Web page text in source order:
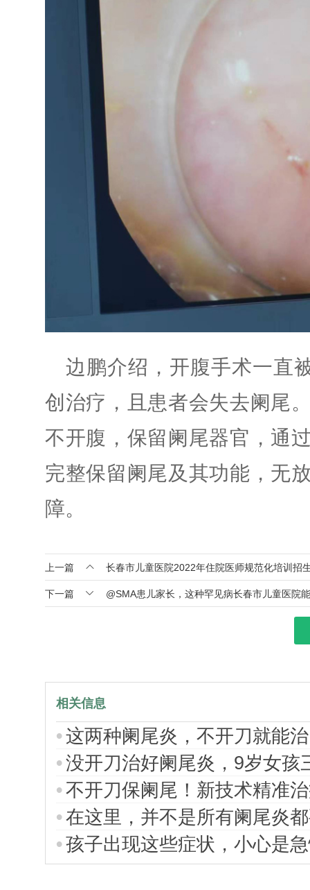
边鹏介绍，开腹手术一直
创治疗，且患者会失去阑尾
不开腹，保留阑尾器官，通
完整保留阑尾及其功能，无
障。
上一篇  长春市儿童医院2022年住院医师规范化培训招
下一篇  @SMA患儿家长，这种罕见病长春市儿童医院
相关信息
这两种阑尾炎，不开刀就能
没开刀治好阑尾炎，9岁女孩
不开刀保阑尾！新技术精准
在这里，并不是所有阑尾炎
孩子出现这些症状，小心是